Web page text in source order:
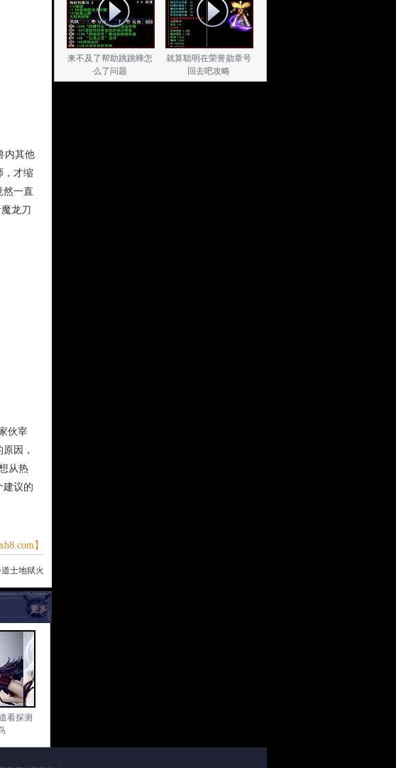
内其他
，才缩
然一直
龙刀
伙宰
因，
从热
建议的
】
士地狱火
更多
看探测
来不及了帮助跳跳蜂怎
么了问题
就算聪明在荣誉勋章号
回去吧攻略